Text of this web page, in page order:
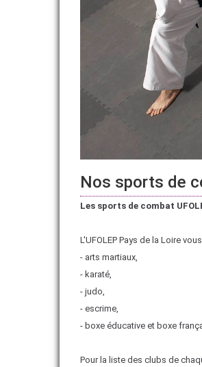
Nos sports de
Les sports de combat
L'UFOLEP Pays de la Loire
- arts martiaux,
- karaté,
- judo,
- escrime,
- boxe éducative et boxe
Pour la liste des clubs de